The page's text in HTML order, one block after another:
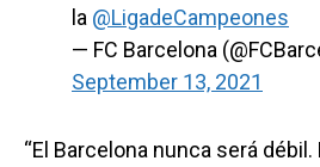
la @LigadeCampeones
— FC Barcelona
September 13, 2021
“El Barcelona nunca será